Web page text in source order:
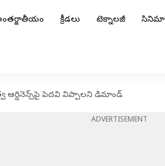
క్రీడలు టెక్నాలజీ సినిమా
ఆర్డినెన్స్‌పై పెదవి విప్పాలని డిమాండ్
ADVERTISEMENT